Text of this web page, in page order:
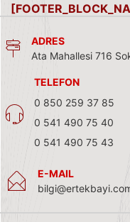
ADRES
Ata Mahallesi 716
TELEFON
0 850 259 37 85
0 541 490 75 40
0 541 490 75 43
E-MAIL